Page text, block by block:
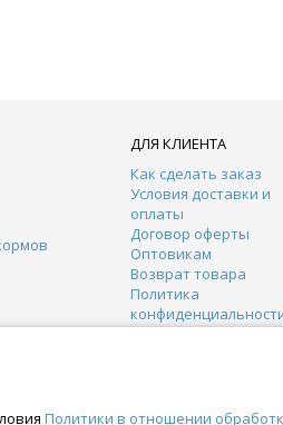
ДЛЯ КЛИЕНТА
Как сделать заказ
Условия доставки и
оплаты
Договор оферты
Оптовикам
Возврат товара
Политика
Контакты
Политики в отношении